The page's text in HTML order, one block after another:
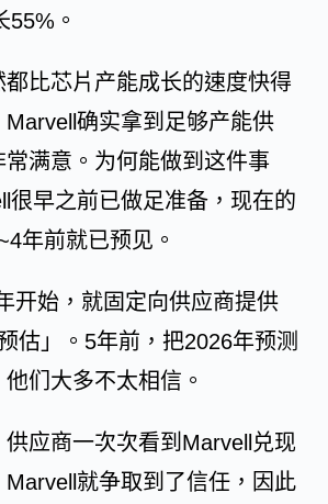
55%。
比芯片产能成长的速度快得
确实拿到足够产能供
满意。为何能做到这件事
很早之前已做足准备，现在的
年前就已预见。
开始，就固定向供应商提供
估」。5年前，把2026年预测
们大多不太相信。
应商一次次看到Marvell兑现
就争取到了信任，因此